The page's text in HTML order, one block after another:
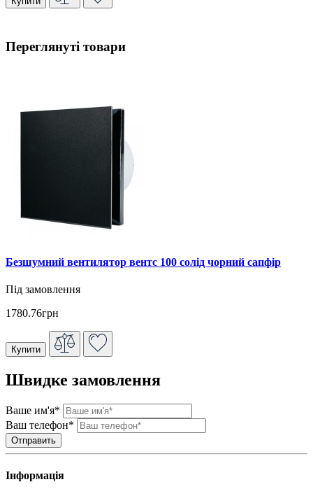
Переглянуті товари
Безшумний вентилятор вентс 100 солід чорний сапфір
Під замовлення
1780.76грн
Купити
Швидке замовлення
Ваше им'я*
Ваш телефон*
Інформація